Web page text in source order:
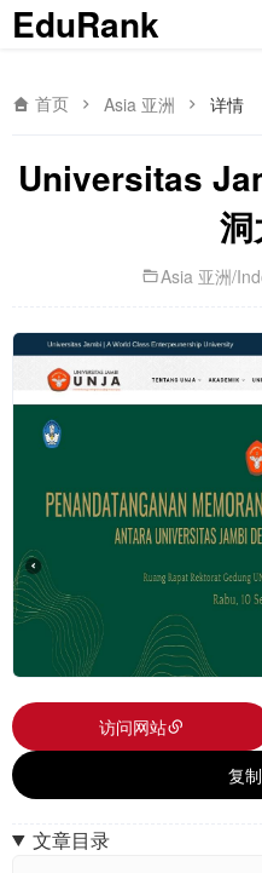
EduRank
首页 Asia 亚洲 详情
Universitas
Asia 亚洲/
访问网站
复
文章目录